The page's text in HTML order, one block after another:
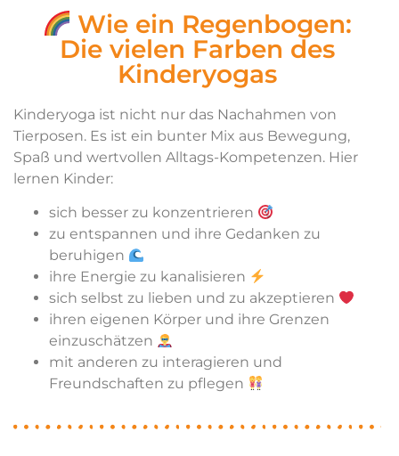
Wie ein Regenbogen:
Die vielen Farben des
Kinderyogas
Kinderyoga ist nicht nur das Nachahmen von
Tierposen. Es ist ein bunter Mix aus Bewegung,
Spaß und wertvollen Alltags-Kompetenzen. Hier
lernen Kinder:
sich besser zu konzentrieren
zu entspannen und ihre Gedanken zu
beruhigen
ihre Energie zu kanalisieren
sich selbst zu lieben und zu akzeptieren
ihren eigenen Körper und ihre Grenzen
einzuschätzen
mit anderen zu interagieren und
Freundschaften zu pflegen